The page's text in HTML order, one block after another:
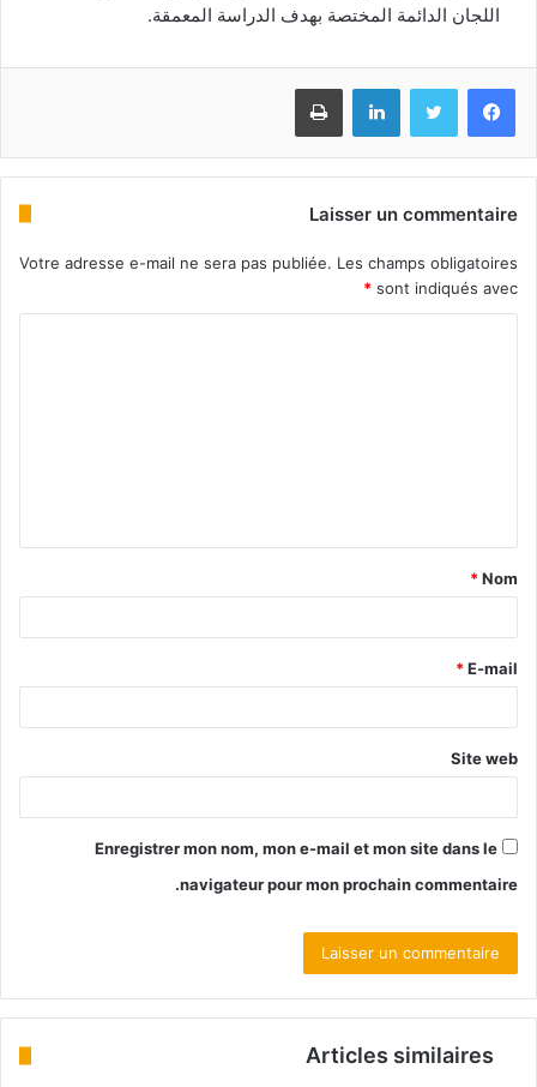
اللجان الدائمة المختصة بهدف الدراسة المعمقة.
Facebook
Twitter
Linkedin
Imprimer
Laisser un commentaire
Votre adresse e-mail ne sera pas publiée. Les champs obligatoires
sont indiqués avec
*
Nom
*
E-mail
*
Site web
Enregistrer mon nom, mon e-mail et mon site dans le
navigateur pour mon prochain commentaire.
Articles similaires